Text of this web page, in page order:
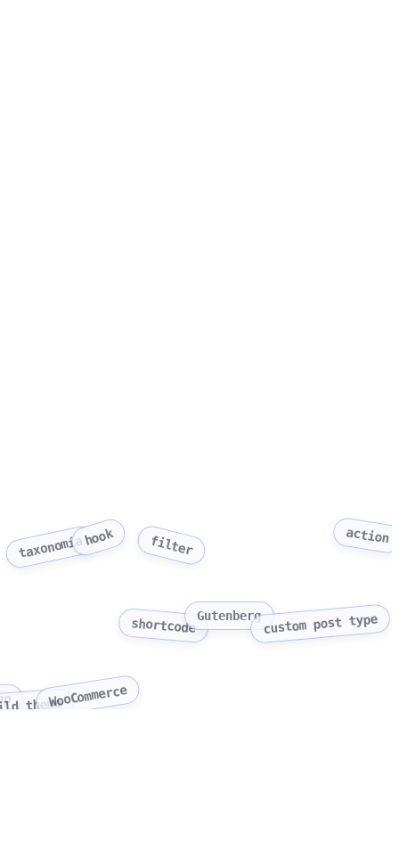
taxonomíahook filter action
shortcodeGutenbergcustom post type
themeWooCommerce